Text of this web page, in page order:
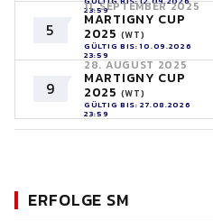
23:59
5
11. SEPTEMBER 2025
MARTIGNY CUP
2025 (WT)
GÜLTIG BIS: 10.09.2026
23:59
9
28. AUGUST 2025
MARTIGNY CUP
2025 (WT)
GÜLTIG BIS: 27.08.2026
23:59
ERFOLGE SM